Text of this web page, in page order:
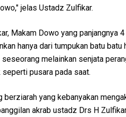
jelas Ustadz Zulfikar.
Makam Dowo yang panjangnya
hanya dari tumpukan batu
melainkan senjata
pusara pada saat.
berziarah yang kebanyakan
akrab ustadz Drs H